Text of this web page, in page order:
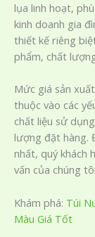
lụa linh hoạt,
kinh doanh gia
thiết kế riêng
phẩm, chất
Mức giá sản
thuộc vào các
chất liệu sử
lượng đặt hàng.
nhất, quý khách
vấn của chúng
Khám phá: Túi
Màu Giá Tốt